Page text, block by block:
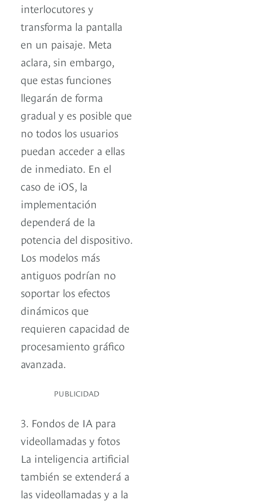
interlocutores y
transforma la pantalla
en un paisaje. Meta
aclara, sin embargo,
que estas funciones
llegarán de forma
gradual y es posible que
no todos los usuarios
puedan acceder a ellas
de inmediato. En el
caso de iOS, la
implementación
dependerá de la
potencia del dispositivo.
Los modelos más
antiguos podrían no
soportar los efectos
dinámicos que
requieren capacidad de
procesamiento gráfico
avanzada.
PUBLICIDAD
3. Fondos de IA para
videollamadas y fotos
La inteligencia artificial
también se extenderá a
las videollamadas y a la